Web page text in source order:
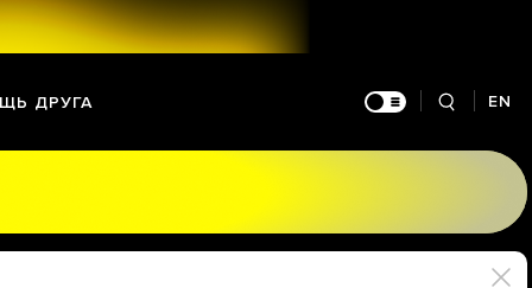
ДРУГА EN